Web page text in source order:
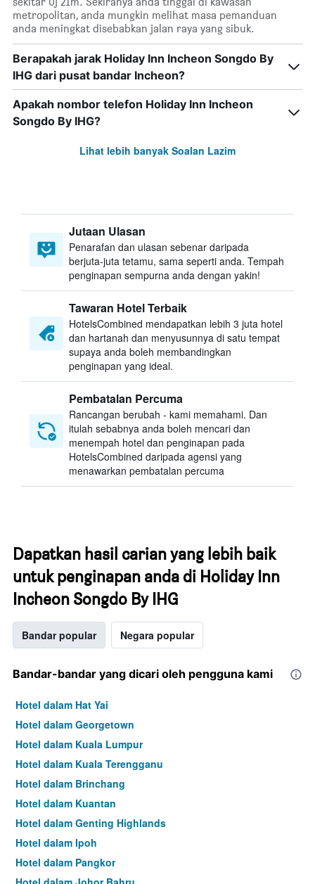
metropolitan, anda mungkin melihat masa pemanduan
anda meningkat disebabkan jalan raya yang sibuk.
Berapakah jarak Holiday Inn Incheon Songdo By
IHG dari pusat bandar Incheon?
Apakah nombor telefon Holiday Inn Incheon
Songdo By IHG?
Lihat lebih banyak Soalan Lazim
Jutaan Ulasan
Penarafan dan ulasan sebenar daripada
berjuta-juta tetamu, sama seperti anda. Tempah
penginapan sempurna anda dengan yakin!
Tawaran Hotel Terbaik
HotelsCombined mendapatkan lebih 3 juta hotel
dan hartanah dan menyusunnya di satu tempat
supaya anda boleh membandingkan
penginapan yang ideal.
Pembatalan Percuma
Rancangan berubah - kami memahami. Dan
itulah sebabnya anda boleh mencari dan
menempah hotel dan penginapan pada
HotelsCombined daripada agensi yang
menawarkan pembatalan percuma
Dapatkan hasil carian yang lebih baik
untuk penginapan anda di Holiday Inn
Incheon Songdo By IHG
Bandar popular Negara popular
Bandar-bandar yang dicari oleh pengguna kami
Hotel dalam Hat Yai
Hotel dalam Georgetown
Hotel dalam Kuala Lumpur
Hotel dalam Kuala Terengganu
Hotel dalam Brinchang
Hotel dalam Kuantan
Hotel dalam Genting Highlands
Hotel dalam Ipoh
Hotel dalam Pangkor